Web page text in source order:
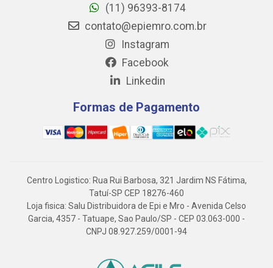
(11) 96393-8174
contato@epiemro.com.br
Instagram
Facebook
Linkedin
Formas de Pagamento
Centro Logistico: Rua Rui Barbosa, 321 Jardim NS Fátima,
Tatuí-SP CEP 18276-460
Loja fisica: Salu Distribuidora de Epi e Mro - Avenida Celso
Garcia, 4357 - Tatuape, Sao Paulo/SP - CEP 03.063-000 -
CNPJ 08.927.259/0001-94